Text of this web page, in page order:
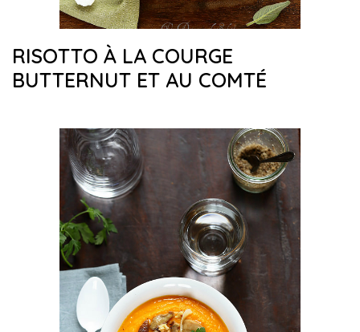
RISOTTO À LA COURGE
BUTTERNUT ET AU COMTÉ